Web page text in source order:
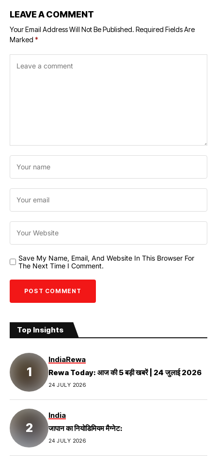
LEAVE A COMMENT
Your Email Address Will Not Be Published. Required Fields Are
Marked *
Save My Name, Email, And Website In This Browser For
The Next Time I Comment.
Top Insights
IndiaRewa
Rewa Today: आज की 5 बड़ी खबरें | 24 जुलाई 2026
24 JULY 2026
India
जापान का नियोडिमियम मैग्नेट:
24 JULY 2026